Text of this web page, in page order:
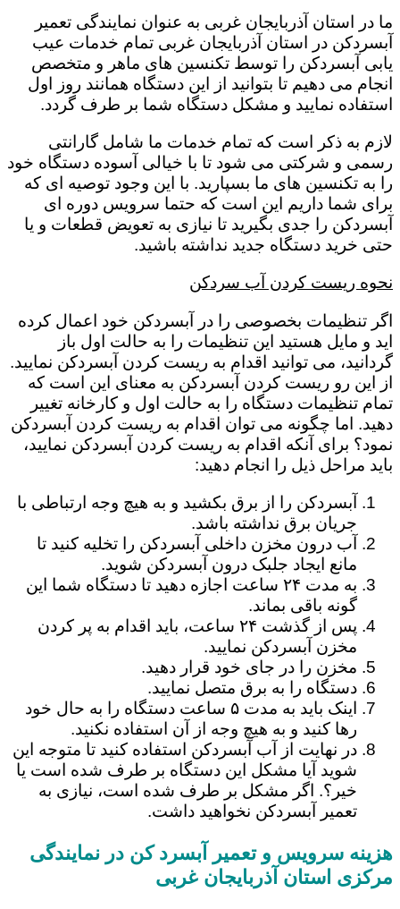
ما در استان آذربایجان غربی به عنوان نمایندگی تعمیر
آبسردکن در استان آذربایجان غربی تمام خدمات عیب
یابی آبسردکن را توسط تکنسین های ماهر و متخصص
انجام می دهیم تا بتوانید از این دستگاه همانند روز اول
استفاده نمایید و مشکل دستگاه شما بر طرف گردد.
لازم به ذکر است که تمام خدمات ما شامل گارانتی
رسمی و شرکتی می شود تا با خیالی آسوده دستگاه خود
را به تکنسین های ما بسپارید. با این وجود توصیه ای که
برای شما داریم این است که حتما سرویس دوره ای
آبسردکن را جدی بگیرید تا نیازی به تعویض قطعات و یا
حتی خرید دستگاه جدید نداشته باشید.
نحوه ریست کردن آب سردکن
اگر تنظیمات بخصوصی را در آبسردکن خود اعمال کرده
اید و مایل هستید این تنظیمات را به حالت اول باز
گردانید، می توانید اقدام به ریست کردن آبسردکن نمایید.
از این رو ریست کردن آبسردکن به معنای این است که
تمام تنظیمات دستگاه را به حالت اول و کارخانه تغییر
دهید. اما چگونه می توان اقدام به ریست کردن آبسردکن
نمود؟ برای آنکه اقدام به ریست کردن آبسردکن نمایید،
باید مراحل ذیل را انجام دهید:
آبسردکن را از برق بکشید و به هیچ وجه ارتباطی با
جریان برق نداشته باشد.
آب درون مخزن داخلی آبسردکن را تخلیه کنید تا
مانع ایجاد جلبک درون آبسردکن شوید.
به مدت ۲۴ ساعت اجازه دهید تا دستگاه شما این
گونه باقی بماند.
پس از گذشت ۲۴ ساعت، باید اقدام به پر کردن
مخزن آبسردکن نمایید.
مخزن را در جای خود قرار دهید.
دستگاه را به برق متصل نمایید.
اینک باید به مدت ۵ ساعت دستگاه را به حال خود
رها کنید و به هیچ وجه از آن استفاده نکنید.
در نهایت از آب آبسردکن استفاده کنید تا متوجه این
شوید آیا مشکل این دستگاه بر طرف شده است یا
خیر؟. اگر مشکل بر طرف شده است، نیازی به
تعمیر آبسردکن نخواهید داشت.
هزینه سرویس و تعمیر آبسرد کن در نمایندگی
مرکزی استان آذربایجان غربی